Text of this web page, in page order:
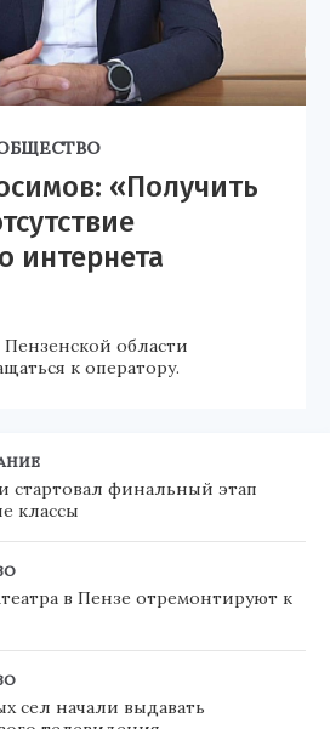
«Получить
интернета
области
к оператору.
стартовал финальный этап
классы
в Пензе отремонтируют к
сел начали выдавать